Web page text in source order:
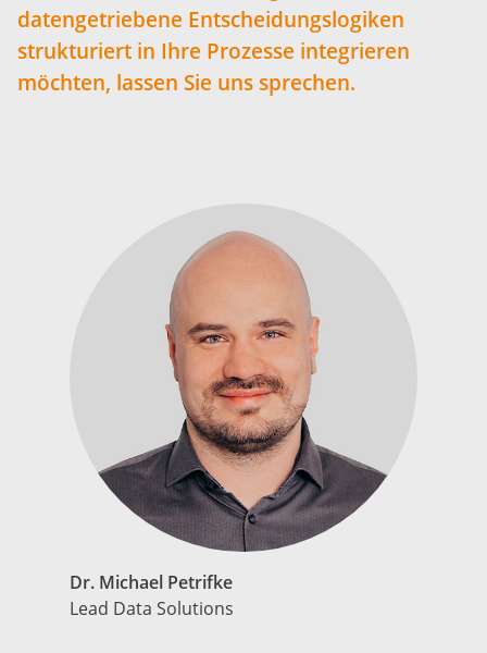
datengetriebene Entscheidungslogiken
strukturiert in Ihre Prozesse integrieren
möchten, lassen Sie uns sprechen.
Dr. Michael Petrifke
Lead Data Solutions